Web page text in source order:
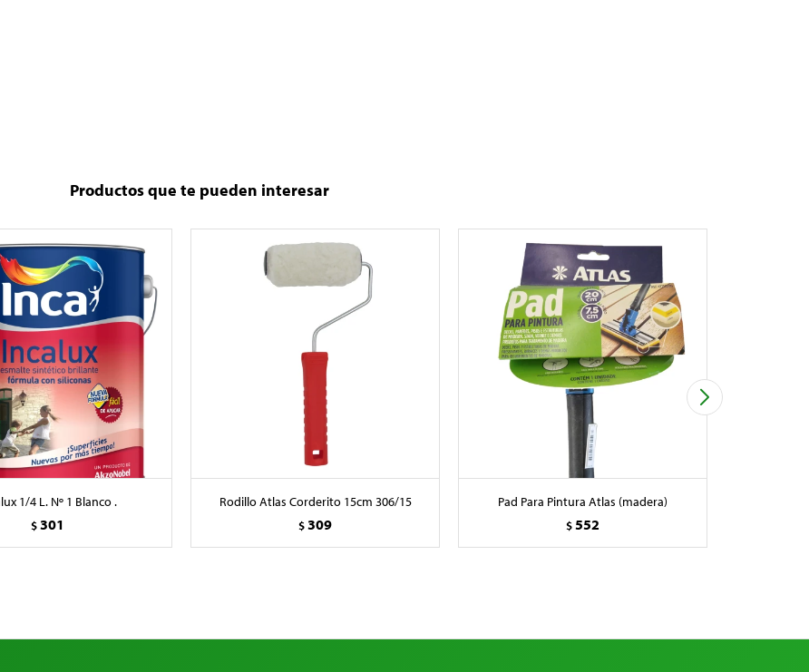
Productos que te pueden interesar
1/4 L. Nº 1 Blanco .
$301
Rodillo Atlas Corderito 15cm 306/15
$309
Pad Para Pintura Atlas (madera)
$552